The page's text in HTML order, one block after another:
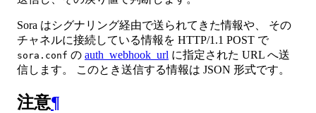
Sora はシグナリング経由で送られてきた情報や、 その
チャネルに接続している情報を HTTP/1.1 POST で
sora.conf の auth_webhook_url に指定された URL へ送
信します。 このとき送信する情報は JSON 形式です。
注意¶